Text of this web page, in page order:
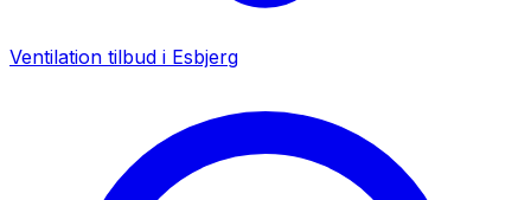
Ventilation tilbud i Esbjerg